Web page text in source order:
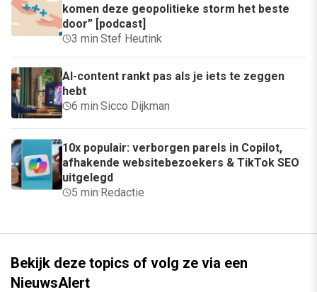
komen deze geopolitieke storm het beste
door” [podcast]
3 min·Stef Heutink
AI-content rankt pas als je iets te zeggen
hebt
6 min·Sicco Dijkman
10x populair: verborgen parels in Copilot,
afhakende websitebezoekers & TikTok SEO
uitgelegd
5 min·Redactie
Bekijk deze topics of volg ze via een
NieuwsAlert